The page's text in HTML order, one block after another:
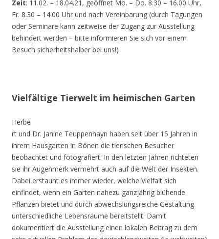
Zeit: 11.02. – 18.04.21, geöffnet Mo. – Do. 8.30 – 16.00 Uhr,
Fr. 8.30 – 14.00 Uhr und nach Vereinbarung (durch Tagungen
oder Seminare kann zeitweise der Zugang zur Ausstellung
behindert werden – bitte informieren Sie sich vor einem
Besuch sicherheitshalber bei uns!)
Vielfältige Tierwelt im heimischen Garten
Herbe
rt und Dr. Janine Teuppenhayn haben seit über 15 Jahren in
ihrem Hausgarten in Bönen die tierischen Besucher
beobachtet und fotografiert. In den letzten Jahren richteten
sie ihr Augenmerk vermehrt auch auf die Welt der Insekten.
Dabei erstaunt es immer wieder, welche Vielfalt sich
einfindet, wenn ein Garten nahezu ganzjährig blühende
Pflanzen bietet und durch abwechslungsreiche Gestaltung
unterschiedliche Lebensräume bereitstellt. Damit
dokumentiert die Ausstellung einen lokalen Beitrag zu dem